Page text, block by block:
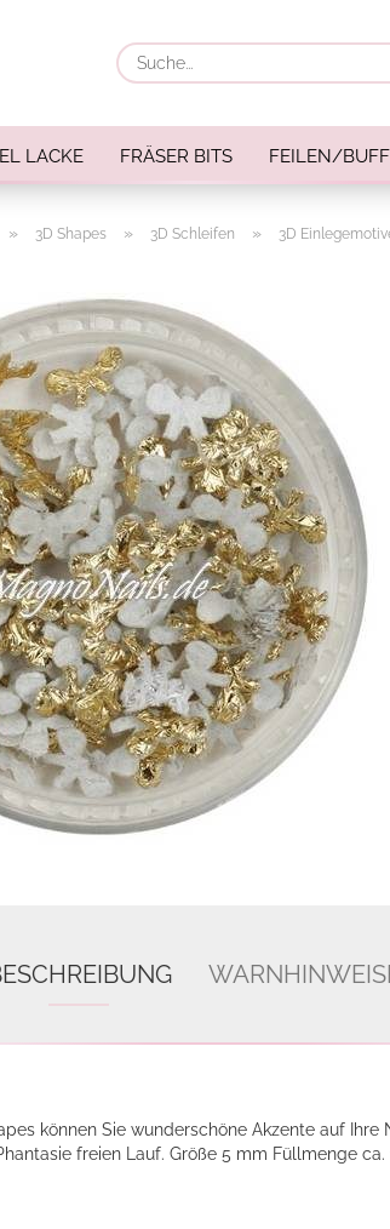
LACKE FRÄSER BITS FEILEN/
» 3D Shapes » 3D Schleifen » 3D
können Sie wunderschöne Akzente auf
freien Lauf. Größe 5 mm Füllmenge